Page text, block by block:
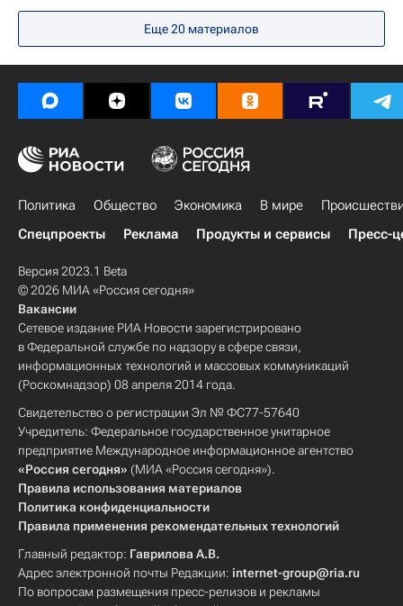
Происшествия
Еще20 материалов
Политика Общество Экономика В мире
Спецпроекты
Реклама Продукты и сервисы Пресс-
Версия 2023.1 Beta
© 2026 МИА «Россия сегодня»
Вакансии
Сетевое издание РИА Новости зарегистрировано
в Федеральной службе по надзору в сфере связи,
информационных технологий и массовых коммуникаций
(Роскомнадзор) 08 апреля 2014 года.
Свидетельство о регистрации Эл № ФС77-57640
Учредитель: Федеральное государственное унитарное
предприятие Международное информационное агентство
«Россия сегодня» (МИА «Россия сегодня»).
Правила использования материалов
Политика конфиденциальности
Правила применения рекомендательных технологий
Главный редактор: Гаврилова А.В.
Адрес электронной почты Редакции: internet-group@ria.ru
По вопросам размещения пресс-релизов и рекламы